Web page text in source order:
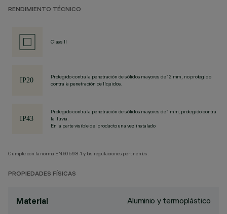
RENDIMIENTO TÉCNICO
Class II
Protegido contra la penetración de sólidos mayores de 12 mm, no protegido
contra la penetración de líquidos.
Protegido contra la penetración de sólidos mayores de 1 mm, protegido contra
la lluvia.
En la parte visible del producto una vez instalado
Cumple con la norma EN60598-1 y las regulaciones pertinentes.
PROPIEDADES FÍSICAS
Material Aluminio y termoplástico